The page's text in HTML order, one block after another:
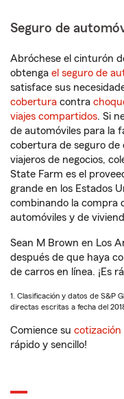
Seguro de
Abróchese el cinturón
obtenga el seguro de
satisface sus
cobertura contra
viajes compartidos. Si
de automóviles para la
cobertura de seguro de
viajeros de negocios,
State Farm es el
grande en los Estados
combinando la compra
automóviles y de
Sean M Brown en Los
después de que haya
de carros en línea. ¡Es
1. Clasificación y datos de S&P
directas escritas a fecha del
Comience su cotización
rápido y sencillo!